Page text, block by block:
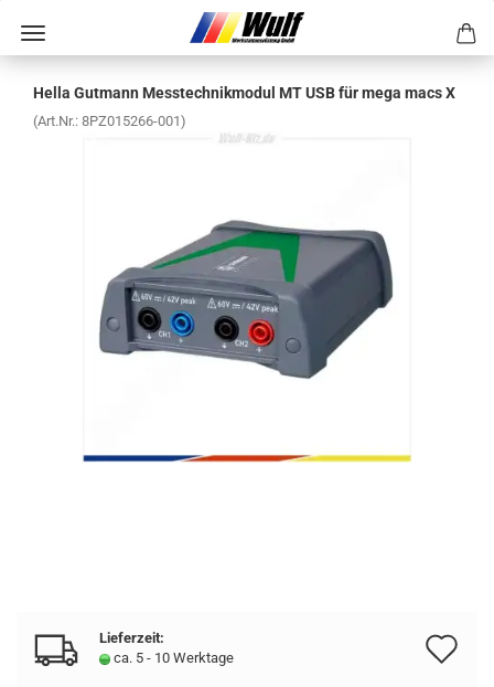
Hella Gut­mann Mess­tech­nik­mo­dul MT USB für mega macs X
(Art.Nr.: 8PZ015266-​001)
Lieferzeit:
ca. 5 - 10 Werktage